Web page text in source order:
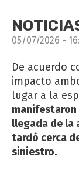
05/07/2026 -
De acuerdo
impacto
lugar a la
manifestaron
llegada de la
tardó cerca
siniestro.